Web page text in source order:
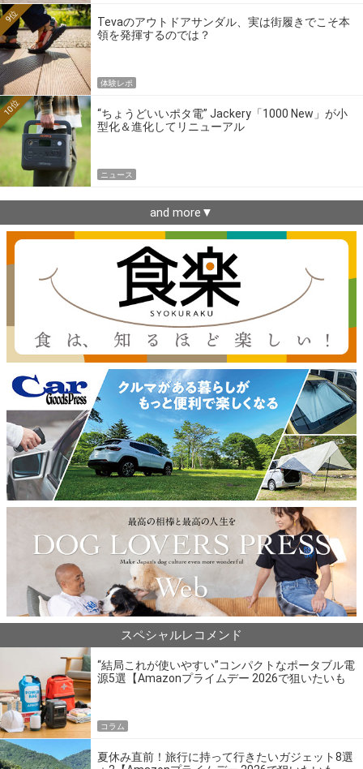
Tevaのアウトドアサンダル、実は街履きでこそ本
領を発揮するのでは？
9位
体験レポ
“ちょうどいいポタ電” Jackery「1000 New」が小
型化＆進化してリニューアル
10位
ニュース
and more▼
スペシャルレコメンド
“結局これが使いやすい”コンパクトなポータブル電
源5選【Amazonプライムデー 2026で狙いたいも
コラム
夏休み直前！旅行に持って行きたいガジェット8選